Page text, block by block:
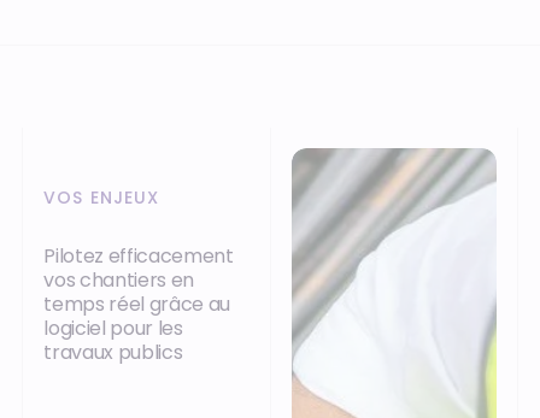
VOS ENJEUX
Pilotez efficacement
vos chantiers en
temps réel grâce au
logiciel pour les
travaux publics